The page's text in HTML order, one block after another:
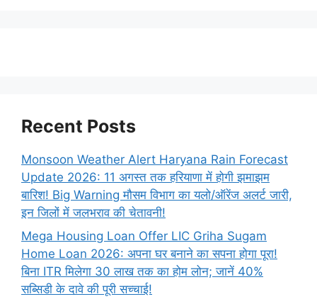
Recent Posts
Monsoon Weather Alert Haryana Rain Forecast
Update 2026: 11 अगस्त तक हरियाणा में होगी झमाझम
बारिश! Big Warning मौसम विभाग का यलो/ऑरेंज अलर्ट जारी,
इन जिलों में जलभराव की चेतावनी!
Mega Housing Loan Offer LIC Griha Sugam
Home Loan 2026: अपना घर बनाने का सपना होगा पूरा!
बिना ITR मिलेगा 30 लाख तक का होम लोन; जानें 40%
सब्सिडी के दावे की पूरी सच्चाई!